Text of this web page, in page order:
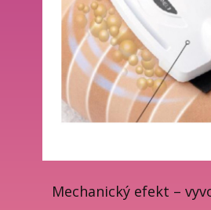
Mechanický efekt –